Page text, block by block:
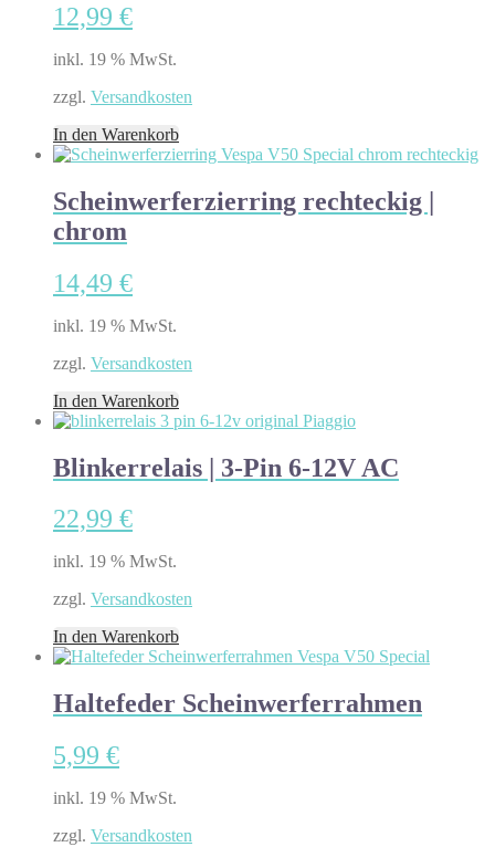
12,99 €
inkl. 19 % MwSt.
zzgl. Versandkosten
In den Warenkorb
Scheinwerferzierring rechteckig |
chrom
14,49 €
inkl. 19 % MwSt.
zzgl. Versandkosten
In den Warenkorb
Blinkerrelais | 3-Pin 6-12V AC
22,99 €
inkl. 19 % MwSt.
zzgl. Versandkosten
In den Warenkorb
Haltefeder Scheinwerferrahmen
5,99 €
inkl. 19 % MwSt.
zzgl. Versandkosten